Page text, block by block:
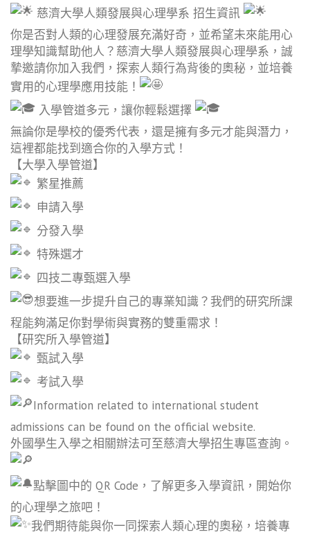
慈濟大學人類發展與心理學系 招生資訊
你是否對人類的心理發展充滿好奇，並希望未來能用心
理學知識幫助他人？慈濟大學人類發展與心理學系，誠
摯邀請你加入我們，探索人類行為背後的奧秘，並培養
實用的心理學應用技能！
入學管道多元，讓你輕鬆選擇
無論你是學校的優秀代表，還是擁有多元才能與潛力，
這裡都能找到適合你的入學方式！
【大學入學管道】
繁星推薦
申請入學
分發入學
特殊選才
四技二專甄選入學
想要進一步提升自己的專業知識？我們的研究所課
程能夠滿足你對學術與實務的雙重需求！
【研究所入學管道】
甄試入學
考試入學
Information related to international student
admissions can be found on the official website.
外國學生入學之相關辦法可至慈濟大學招生專區查詢。
點擊圖中的 QR Code，了解更多入學資訊，開始你
的心理學之旅吧！
我們期待能與你一同探索人類心理的奧秘，培養專